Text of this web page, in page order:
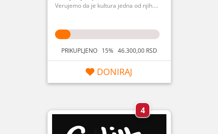
Verujemo da je kultura jedna od njih....
PRIKUPLJENO 15% 46.300,00 RSD
DONIRAJ
4